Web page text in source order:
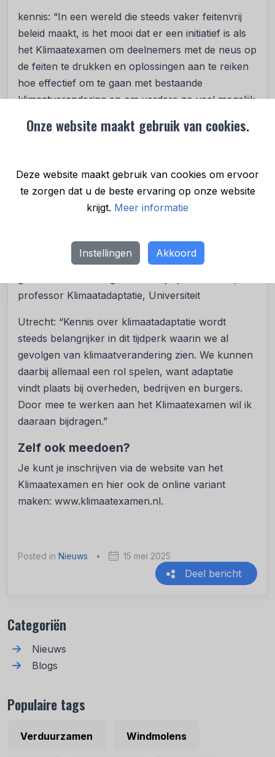
Onze website maakt gebruik van cookies.
Deze website maakt gebruik van cookies om ervoor
te zorgen dat u de beste ervaring op onze website
krijgt. Meer informatie
Instellingen Akkoord
kennis: “In een wereld die steeds vaker feitenvrij
beleid maakt, is het mooi dat er een initiatief is als
het Klimaatexamen om deelnemers met de neus op
de feiten te drukken en oplossingen aan te reiken
hoe effectief om te gaan met bestaande
klimaatverandering en om verdere zo veel mogelijk
examen nog beter te borgen, heeft het
Klimaatexamen dit jaar een examencommissie. Een
groep van negen wetenschappers en experts van
Eindhoven, Milieu Centraal en Wageningen
University & Research, heeft het examen kritisch
professor Klimaatadaptatie, Universiteit
Utrecht: “Kennis over klimaatadaptatie wordt
steeds belangrijker in dit tijdperk waarin we al
gevolgen van klimaatverandering zien. We kunnen
daarbij allemaal een rol spelen, want adaptatie
vindt plaats bij overheden, bedrijven en burgers.
Door mee te werken aan het Klimaatexamen wil ik
daaraan bijdragen.”
Zelf ook meedoen?
Je kunt je inschrijven via de website van het
Klimaatexamen en hier ook de online variant
maken: www.klimaatexamen.nl.
Posted in Nieuws • 15 mei 2025
Deel bericht
Categoriën
Nieuws
Blogs
Populaire tags
Verduurzamen Windmolens